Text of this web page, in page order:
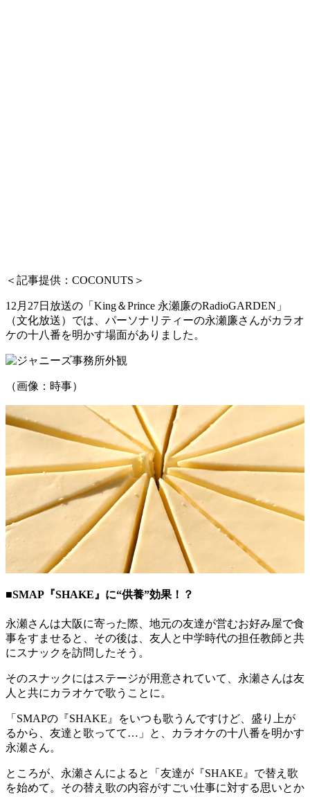
＜記事提供：COCONUTS＞
12月27日放送の「King＆Prince 永瀬廉のRadioGARDEN」
（文化放送）では、パーソナリティーの永瀬廉さんがカラオ
ケの十八番を明かす場面がありました。
（画像：時事）
■SMAP『SHAKE』に“供養”効果！？
永瀬さんは大阪に寄った際、地元の友達が営むお好み屋で食
事をすませると、その後は、友人と中学時代の担任教師と共
にスナックを訪問したそう。
そのスナックにはステージが用意されていて、永瀬さんは友
人と共にカラオケで歌うことに。
「SMAPの『SHAKE』をいつも歌うんですけど、盛り上が
るから、友達と歌ってて…」と、カラオケの十八番を明かす
永瀬さん。
ところが、永瀬さんによると「友達が『SHAKE』で替え歌
を始めて。その替え歌の内容がすごい仕事に対する思いとか